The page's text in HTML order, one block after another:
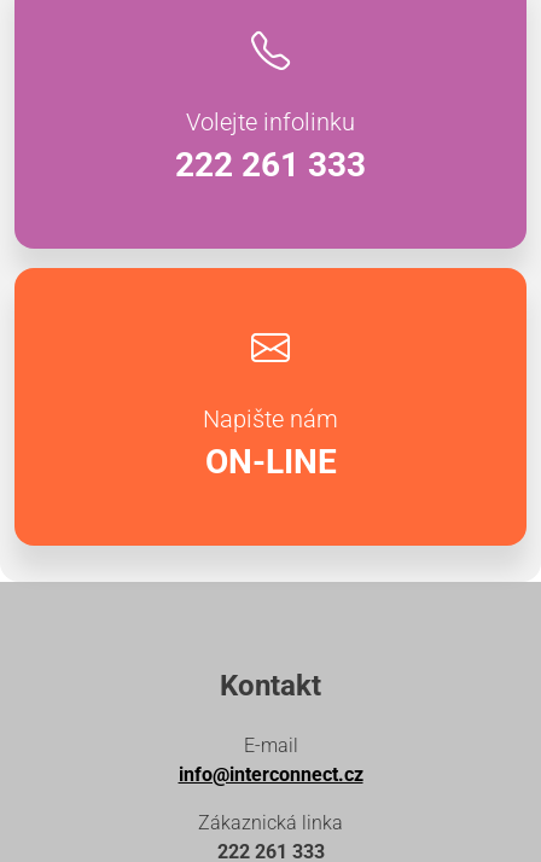
Volejte infolinku
222 261 333
Napište nám
ON-LINE
Kontakt
E-mail
info@interconnect.cz
Zákaznická linka
222 261 333